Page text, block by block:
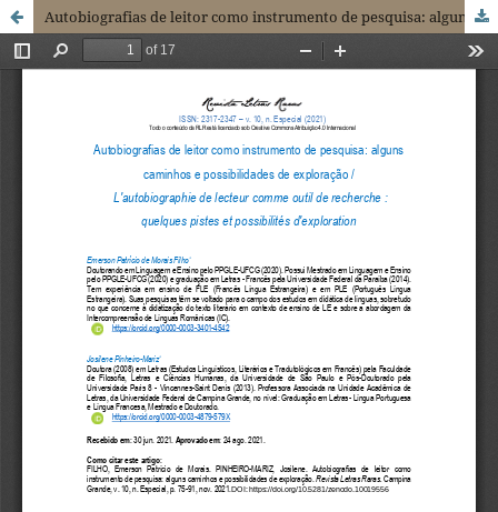
Autobiografias de leitor como instrumento de pesquisa: alguns caminhos e possibilidades de exploração